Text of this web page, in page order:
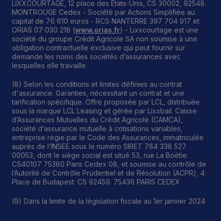
Footer
LIXXCOURTAGE, 12 place des États-Unis, CS 30002, 92548
MONTROUGE Cedex - Société par Actions Simplifiée au
capital de 76 610 euros - RCS NANTERRE 397 704 917 et
ORIAS 07 030 218 (www.orias.fr) - Lixxcourtage est une
société du groupe Crédit Agricole SA non soumise à une
obligation contractuelle exclusive qui peut fournir sur
demande les noms des sociétés d’assurances avec
lesquelles elle travaille.
(8) Selon les conditions et limites définies au contrat
d'assurance. Garanties, nécessitant un contrat et une
tarification spécifique. Offre proposée par LCL, distribuée
sous la marque LCL Leasing et gérée par Lixxbail. Caisse
d’Assurances Mutuelles du Crédit Agricole (CAMCA),
société d’assurance mutuelle à cotisations variables,
entreprise régie par le Code des Assurances, immatriculée
auprès de l’INSEE sous le numéro SIRET 784 338 527
00053, dont le siège social est situé 53, rue La Boétie
CS40107 75380 Paris Cedex 08, et soumise au contrôle de
l’Autorité de Contrôle Prudentiel et de Résolution (ACPR), 4
Place de Budapest. CS 92459. 75436 PARIS CEDEX
(9) Dans la limite de la législation fiscale au 1er janvier 2024